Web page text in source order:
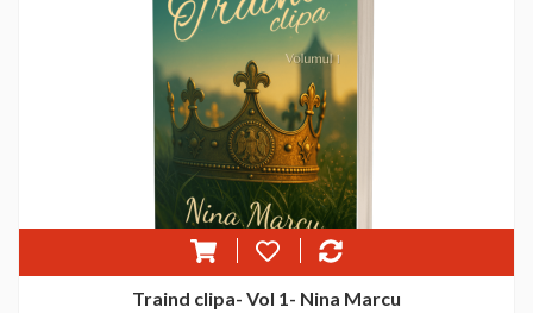
Traind clipa- Vol 1- Nina Marcu